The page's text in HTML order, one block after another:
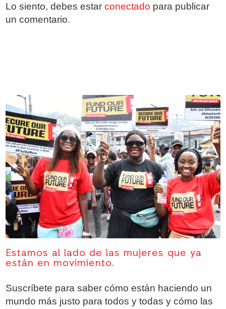
Lo siento, debes estarconectado para publicar
un comentario.
Estamos al lado de las mujeres que ya
están en movimiento.
Suscríbete para saber cómo están haciendo un
mundo más justo para todos y todas y cómo las